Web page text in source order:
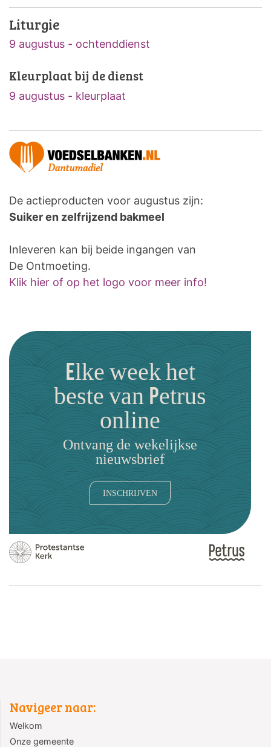
Liturgie
9 augustus - ochtenddienst
Kleurplaat bij de dienst
9 augustus - kleurplaat
De actieproducten voor augustus zijn:
Suiker en zelfrijzend bakmeel
Inleveren kan bij beide ingangen van
De Ontmoeting.
Klik hier of op het logo voor meer info!
Elke week het
beste van Petrus
online
Ontvang de wekelijkse
nieuwsbrief
INSCHRIJVEN
Navigeer naar:
Welkom
Onze gemeente